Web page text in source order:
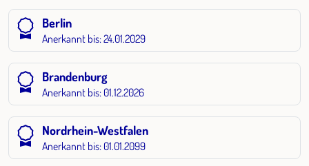
Berlin
Anerkannt bis: 24.01.2029
Brandenburg
Anerkannt bis: 01.12.2026
Nordrhein-Westfalen
Anerkannt bis: 01.01.2099